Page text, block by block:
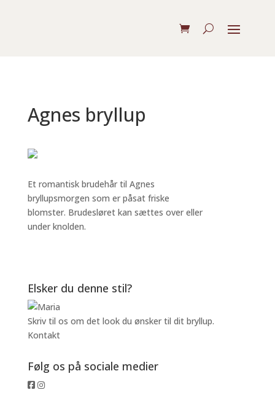
Agnes bryllup
Et romantisk brudehår til Agnes
bryllupsmorgen som er påsat friske
blomster. Brudesløret kan sættes over eller
under knolden.
Elsker du denne stil?
Skriv til os om det look du ønsker til dit bryllup.
Kontakt
Følg os på sociale medier